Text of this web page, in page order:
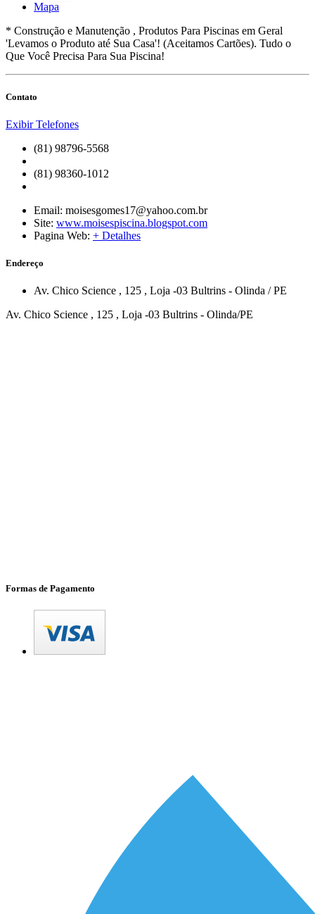
Mapa
* Construção e Manutenção , Produtos Para Piscinas em Geral
'Levamos o Produto até Sua Casa'! (Aceitamos Cartões). Tudo o
Que Você Precisa Para Sua Piscina!
Contato
Exibir Telefones
(81) 98796-5568
(81) 98360-1012
Email: moisesgomes17@yahoo.com.br
Site: www.moisespiscina.blogspot.com
Pagina Web: + Detalhes
Endereço
Av. Chico Science , 125 , Loja -03 Bultrins - Olinda /PE
Av. Chico Science , 125 , Loja -03 Bultrins - Olinda/PE
Formas de Pagamento